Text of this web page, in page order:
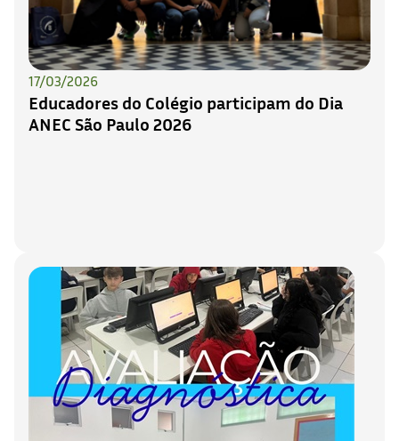
17/03/2026
Educadores do Colégio participam do Dia
ANEC São Paulo 2026